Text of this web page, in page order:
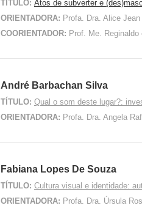
TÍTULO: Atos de subverter e
ORIENTADORA: Profa. Dra. Alice
COORIENTADOR: Prof. Me.
André Barbachan Silva
TÍTULO: Qual o som deste lugar?:
ORIENTADORA: Profa. Dra. Angela
Fabiana Lopes De Souza
TÍTULO: Cultura visual e identidade:
ORIENTADORA: Profa. Dra. Úrsula